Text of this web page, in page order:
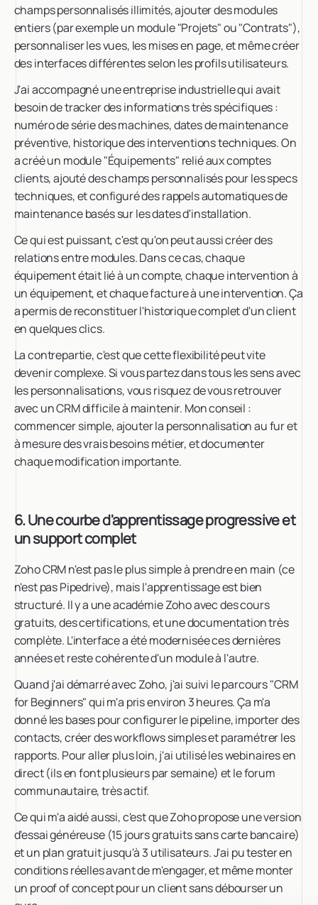
champs personnalisés illimités, ajouter des modules
entiers (par exemple un module "Projets" ou "Contrats"),
personnaliser les vues, les mises en page, et même créer
des interfaces différentes selon les profils utilisateurs.
J'ai accompagné une entreprise industrielle qui avait
besoin de tracker des informations très spécifiques :
numéro de série des machines, dates de maintenance
préventive, historique des interventions techniques. On
a créé un module "Équipements" relié aux comptes
clients, ajouté des champs personnalisés pour les specs
techniques, et configuré des rappels automatiques de
maintenance basés sur les dates d'installation.
Ce qui est puissant, c'est qu'on peut aussi créer des
relations entre modules. Dans ce cas, chaque
équipement était lié à un compte, chaque intervention à
un équipement, et chaque facture à une intervention. Ça
a permis de reconstituer l'historique complet d'un client
en quelques clics.
La contrepartie, c'est que cette flexibilité peut vite
devenir complexe. Si vous partez dans tous les sens avec
les personnalisations, vous risquez de vous retrouver
avec un CRM difficile à maintenir. Mon conseil :
commencer simple, ajouter la personnalisation au fur et
à mesure des vrais besoins métier, et documenter
chaque modification importante.
6. Une courbe d'apprentissage progressive et
un support complet
Zoho CRM n'est pas le plus simple à prendre en main (ce
n'est pas Pipedrive), mais l'apprentissage est bien
structuré. Il y a une académie Zoho avec des cours
gratuits, des certifications, et une documentation très
complète. L'interface a été modernisée ces dernières
années et reste cohérente d'un module à l'autre.
Quand j'ai démarré avec Zoho, j'ai suivi le parcours "CRM
for Beginners" qui m'a pris environ 3 heures. Ça m'a
donné les bases pour configurer le pipeline, importer des
contacts, créer des workflows simples et paramétrer les
rapports. Pour aller plus loin, j'ai utilisé les webinaires en
direct (ils en font plusieurs par semaine) et le forum
communautaire, très actif.
Ce qui m'a aidé aussi, c'est que Zoho propose une version
d'essai généreuse (15 jours gratuits sans carte bancaire)
et un plan gratuit jusqu'à 3 utilisateurs. J'ai pu tester en
conditions réelles avant de m'engager, et même monter
un proof of concept pour un client sans débourser un